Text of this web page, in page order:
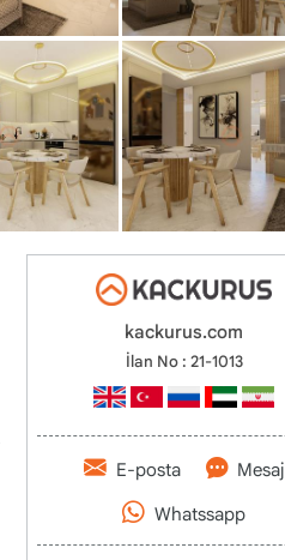
kackurus.com
İlan No : 21-1013
E-posta Mesaj
Whatssapp